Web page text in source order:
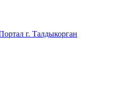
г. Талдыкорган